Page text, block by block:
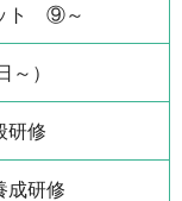
ト ⑨～
～）
研修
成研修